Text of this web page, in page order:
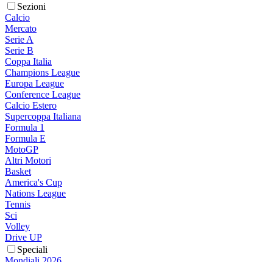
Sezioni
Calcio
Mercato
Serie A
Serie B
Coppa Italia
Champions League
Europa League
Conference League
Calcio Estero
Supercoppa Italiana
Formula 1
Formula E
MotoGP
Altri Motori
Basket
America's Cup
Nations League
Tennis
Sci
Volley
Drive UP
Speciali